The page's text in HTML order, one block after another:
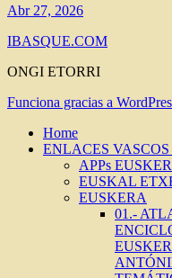
Abr 27, 2026
IBASQUE.COM
ONGI ETORRI
Funciona gracias a
Home
ENLACES
APPs
EUSKAL
EUSKERA
01.-